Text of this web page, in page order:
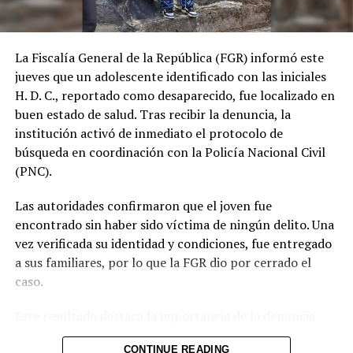
Aunque las billeteras de criptomonedas todavía
crecimiento interanual evidencia un nicho en expansión
dentro del ecosistema de remesas, cuyo desarrollo
podría marcar una transformación en los métodos de
envío en el país.
Facebook X
La Fiscalía General de la República (FGR) informó este
jueves que un adolescente identificado con las iniciales
H. D. C., reportado como desaparecido, fue localizado en
buen estado de salud. Tras recibir la denuncia, la
institución activó de inmediato el protocolo de
búsqueda en coordinación con la Policía Nacional Civil
(PNC).
Las autoridades confirmaron que el joven fue
encontrado sin haber sido víctima de ningún delito. Una
vez verificada su identidad y condiciones, fue entregado
a sus familiares, por lo que la FGR dio por cerrado el
caso.
oportuna y de la rápida activación de los mecanismos
CONTINUE READING